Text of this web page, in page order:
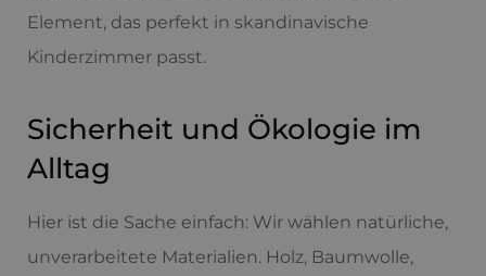
Element, das perfekt in skandinavische
Kinderzimmer passt.
Sicherheit und Ökologie im
Alltag
Hier ist die Sache einfach: Wir wählen natürliche,
unverarbeitete Materialien. Holz, Baumwolle,